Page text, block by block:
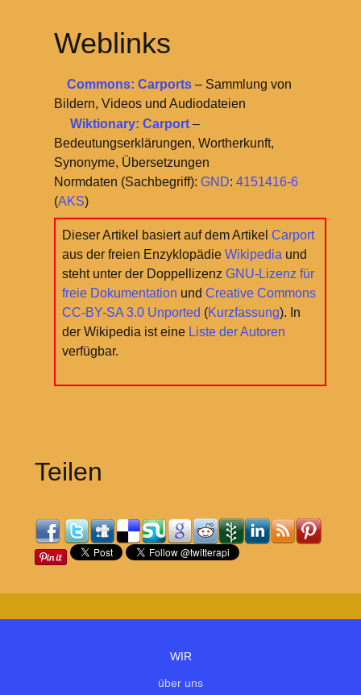
Weblinks
Commons: Carports– Sammlung von
Bildern, Videos und Audiodateien
Wiktionary: Carport–
Bedeutungserklärungen, Wortherkunft,
Synonyme, Übersetzungen
Normdaten (Sachbegriff): GND: 4151416-6
(AKS)
Dieser Artikel basiert auf dem Artikel Carport
aus der freien Enzyklopädie Wikipedia und
steht unter der Doppellizenz GNU-Lizenz für
freie Dokumentation und Creative Commons
CC-BY-SA 3.0 Unported (Kurzfassung). In
der Wikipedia ist eine Liste der Autoren
verfügbar.
Teilen
WIR
über uns